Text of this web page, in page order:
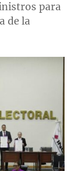
para
de la